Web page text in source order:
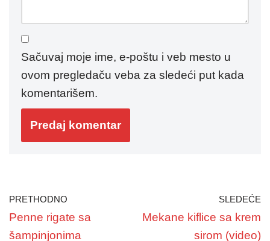
Sačuvaj moje ime, e-poštu i veb mesto u
ovom pregledaču veba za sledeći put kada
komentarišem.
PRETHODNO
Penne rigate sa
šampinjonima
SLEDEĆE
Mekane kiflice sa krem
sirom (video)